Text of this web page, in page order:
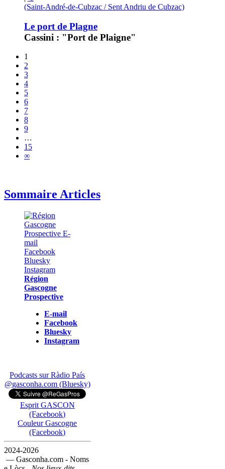
(Saint-André-de-Cubzac / Sent Andriu de Cubzac)
Le port de Plagne
Cassini : "Port de Plaigne"
1
2
3
4
5
6
7
8
9
…
15
∞
Sommaire Articles
Région
Gascogne
Prospective
E-mail
Facebook
Bluesky
Instagram
Podcasts sur Ràdio País
@gasconha.com (Bluesky)
Esprit GASCON
(Facebook)
Couleur Gascogne
(Facebook)
2024-2026
— Gasconha.com - Noms